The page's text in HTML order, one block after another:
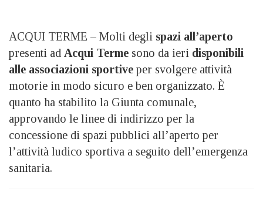
ACQUI TERME – Molti degli spazi all’aperto
presenti ad Acqui Terme sono da ieri disponibili
alle associazioni sportive per svolgere attività
motorie in modo sicuro e ben organizzato. È
quanto ha stabilito la Giunta comunale,
approvando le linee di indirizzo per la
concessione di spazi pubblici all’aperto per
l’attività ludico sportiva a seguito dell’emergenza
sanitaria.